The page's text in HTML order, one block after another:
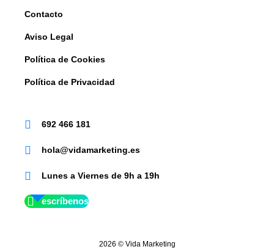
Contacto
Aviso Legal
Política de Cookies
Política de Privacidad
692 466 181
hola@vidamarketing.es
Lunes a Viernes de 9h a 19h
escríbenos
2026 © Vida Marketing